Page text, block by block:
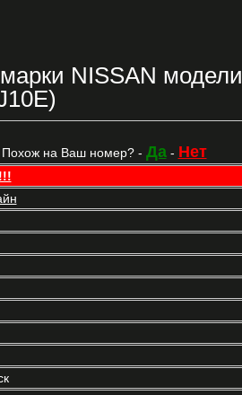
NISSAN модели
на Ваш номер? - Да- Нет